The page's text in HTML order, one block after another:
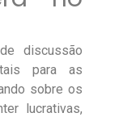
discussão
para as
sobre os
lucrativas,